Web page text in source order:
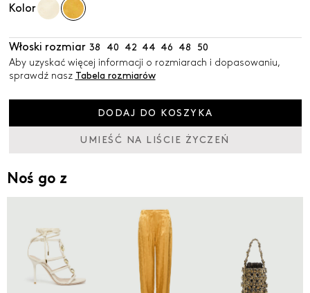
Kolor
Włoski rozmiar 38 40 42 44 46 48
50
Aby uzyskać więcej informacji o rozmiarach i dopasowaniu,
sprawdź nasz Tabela rozmiarów
DODAJ DO KOSZYKA
UMIEŚĆ NA LIŚCIE ŻYCZEŃ
Noś go z